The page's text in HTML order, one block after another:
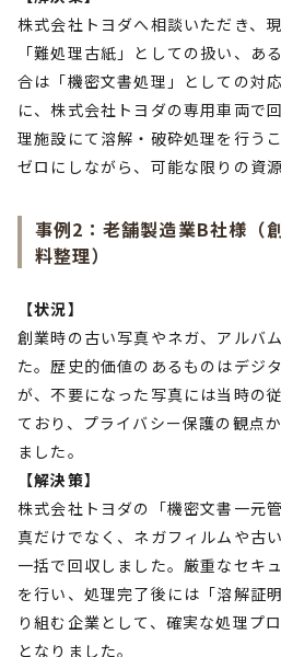
株式会社トヨダへ相談いただき、
「難処理古紙」としての扱い、あ
合は「機密文書処理」としての対
に、株式会社トヨダの専用車両で
理施設にて溶解・破砕処理を行う
ゼロにしながら、可能な限りの資
事例2：老舗製造業B社様（
料整理）
【状況】
創業時の古い写真やネガ、アルバ
た。歴史的価値のあるものはデジ
が、不要になった写真には当時の
ており、プライバシー保護の観点
ました。
【解決策】
株式会社トヨダの「機密文書一元
真だけでなく、ネガフィルムや古
一括で回収しました。厳重なセキ
を行い、処理完了後には「溶解証
り組む企業として、確実な処理プ
となりました。